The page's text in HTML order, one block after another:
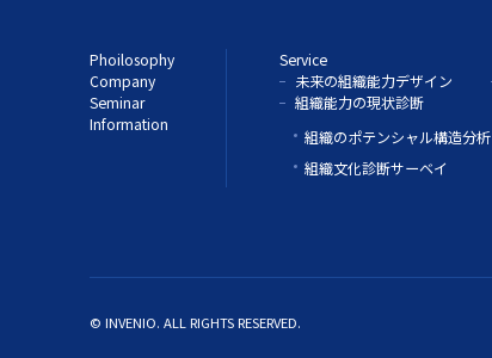
Phoilosophy
Company
Seminar
Information
Service
未来の組織能力デザイン
組織能力の現状診断
組織のポテンシャル構造分析
組織文化診断サーベイ
© INVENIO. ALL RIGHTS RESERVED.